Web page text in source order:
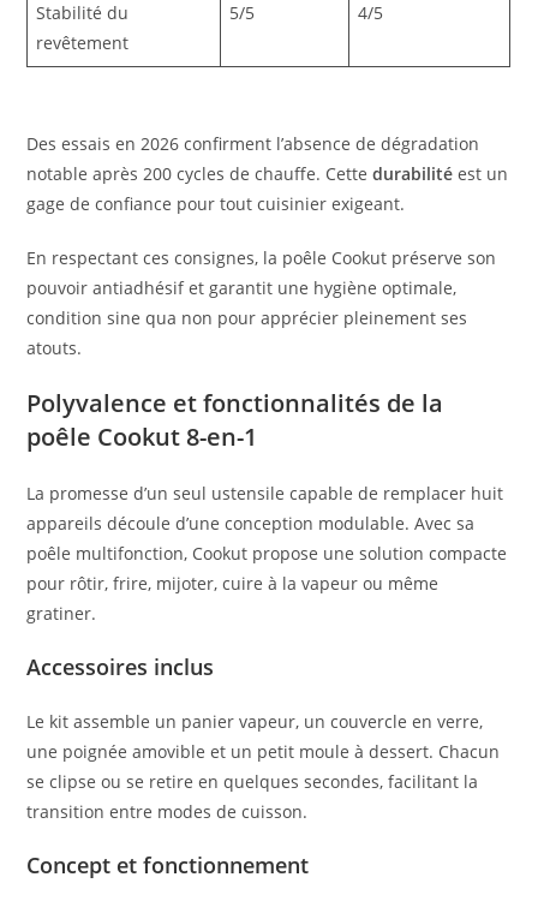
Stabilité du
revêtement
5/5 4/5
Des essais en 2026 confirment l’absence de dégradation
notable après 200 cycles de chauffe. Cettedurabilité est un
gage de confiance pour tout cuisinier exigeant.
En respectant ces consignes, la poêle Cookut préserve son
pouvoir antiadhésif et garantit une hygiène optimale,
condition sine qua non pour apprécier pleinement ses
atouts.
Polyvalence et fonctionnalités de la
poêle Cookut 8-en-1
La promesse d’un seul ustensile capable de remplacer huit
appareils découle d’une conception modulable. Avec sa
poêle multifonction, Cookut propose une solution compacte
pour rôtir, frire, mijoter, cuire à la vapeur ou même
gratiner.
Accessoires inclus
Le kit assemble un panier vapeur, un couvercle en verre,
une poignée amovible et un petit moule à dessert. Chacun
se clipse ou se retire en quelques secondes, facilitant la
transition entre modes de cuisson.
Concept et fonctionnement